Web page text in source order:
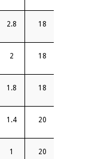
2.8 18
2 18
1.8 18
1.4 20
1 20